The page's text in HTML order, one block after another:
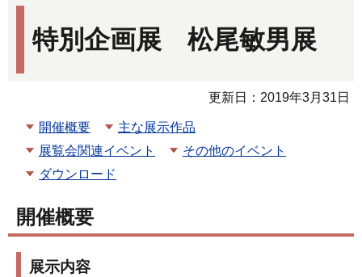
本
こ
特別企画展 松尾敏男展
更新日：2019年3月31日
開催概要
主な展示作品
展覧会関連イベント
その他のイベント
ダウンロード
開催概要
展示内容